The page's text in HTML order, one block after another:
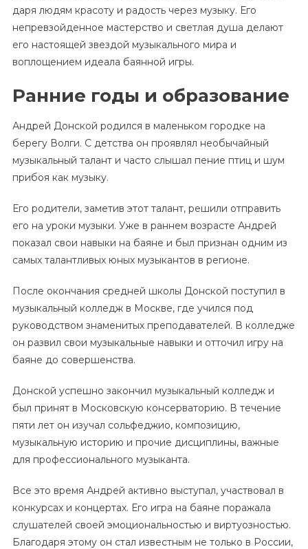
даря людям красоту и радость через музыку. Его
непревзойденное мастерство и светлая душа делают
его настоящей звездой музыкального мира и
воплощением идеала баянной игры.
Ранние годы и образование
Андрей Донской родился в маленьком городке на
берегу Волги. С детства он проявлял необычайный
музыкальный талант и часто слышал пение птиц и шум
прибоя как музыку.
Его родители, заметив этот талант, решили отправить
его на уроки музыки. Уже в раннем возрасте Андрей
показал свои навыки на баяне и был признан одним из
самых талантливых юных музыкантов в регионе.
После окончания средней школы Донской поступил в
музыкальный колледж в Москве, где учился под
руководством знаменитых преподавателей. В колледже
он развил свои музыкальные навыки и отточил игру на
баяне до совершенства.
Донской успешно закончил музыкальный колледж и
был принят в Московскую консерваторию. В течение
пяти лет он изучал сольфеджио, композицию,
музыкальную историю и прочие дисциплины, важные
для профессионального музыканта.
Все это время Андрей активно выступал, участвовал в
конкурсах и концертах. Его игра на баяне поражала
слушателей своей эмоциональностью и виртуозностью.
Благодаря этому он стал известным не только в России,